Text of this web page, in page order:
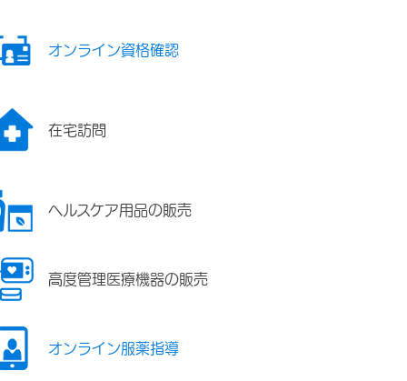
オンライン資格確認
在宅訪問
ヘルスケア用品の販売
高度管理医療機器の販売
オンライン服薬指導